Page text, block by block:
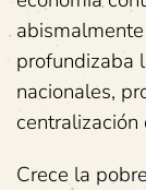
profundizaba
nacionales,
centralización
Crece la